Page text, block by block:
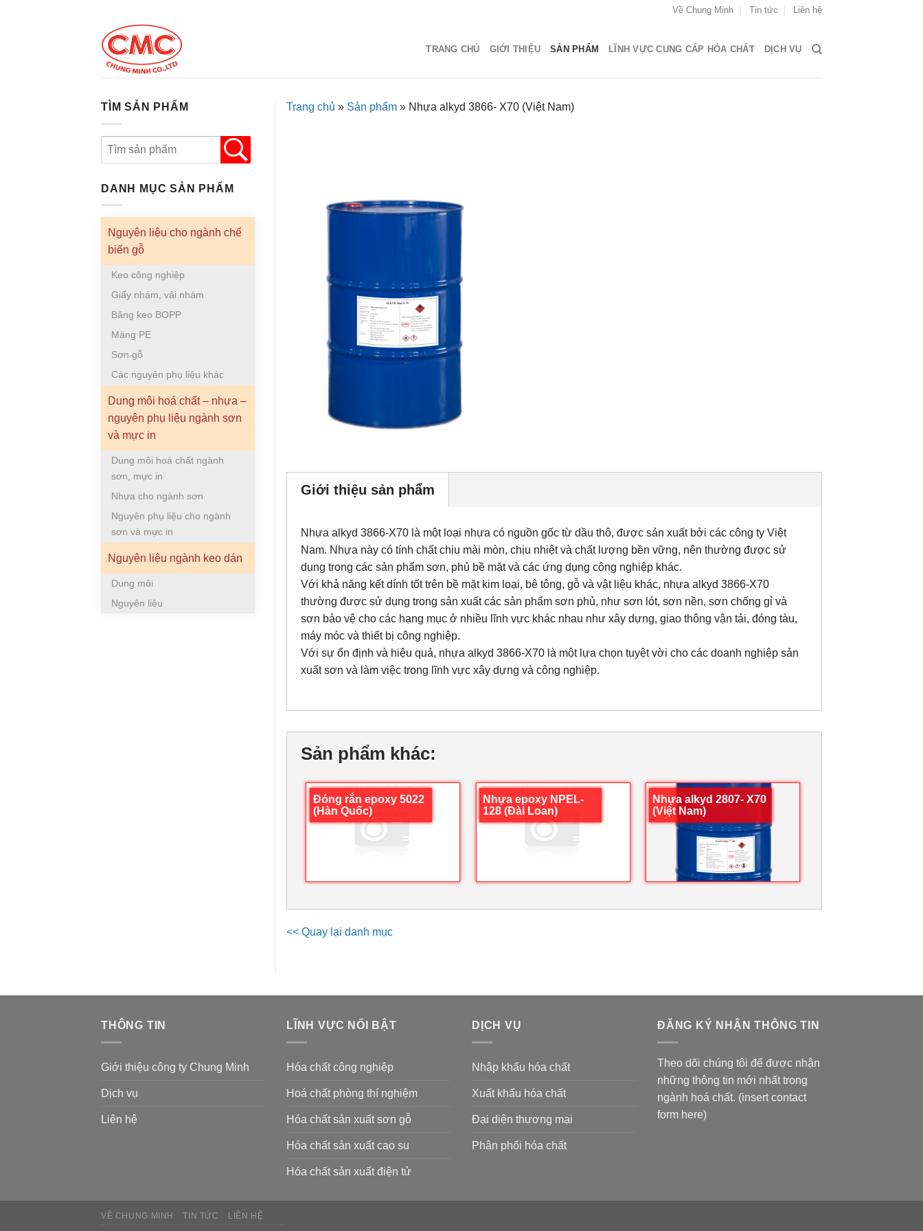
Về Chung Minh Tin tức Liên hệ
TRANG CHỦ GIỚI THIỆU SẢN PHẨM LĨNH VỰC CUNG CẤP HÓA CHẤT DỊCH VỤ
Trang chủ » Sản phẩm » Nhựa alkyd 3866- X70 (Việt Nam)
Giới thiệu sản phẩm
Nhựa alkyd 3866-X70 là một loại nhựa có nguồn gốc từ dầu thô, được sản xuất bởi các công ty Việt
Nam. Nhựa này có tính chất chịu mài mòn, chịu nhiệt và chất lượng bền vững, nên thường được sử
dụng trong các sản phẩm sơn, phủ bề mặt và các ứng dụng công nghiệp khác.
Với khả năng kết dính tốt trên bề mặt kim loại, bê tông, gỗ và vật liệu khác, nhựa alkyd 3866-X70
thường được sử dụng trong sản xuất các sản phẩm sơn phủ, như sơn lót, sơn nền, sơn chống gỉ và
sơn bảo vệ cho các hạng mục ở nhiều lĩnh vực khác nhau như xây dựng, giao thông vận tải, đóng tàu,
máy móc và thiết bị công nghiệp.
Với sự ổn định và hiệu quả, nhựa alkyd 3866-X70 là một lựa chọn tuyệt vời cho các doanh nghiệp sản
xuất sơn và làm việc trong lĩnh vực xây dựng và công nghiệp.
Sản phẩm khác:
Đóng rắn epoxy 5022
(Hàn Quốc)
Nhựa epoxy NPEL-
128 (Đài Loan)
Nhựa alkyd 2807- X70
(Việt Nam)
<< Quay lại danh mục
TÌM SẢN PHẨM
DANH MỤC SẢN PHẨM
Nguyên liệu cho ngành chế
biến gỗ
Keo công nghiệp
Giấy nhám, vải nhám
Băng keo BOPP
Màng PE
Sơn gỗ
Các nguyên phụ liệu khác
Dung môi hoá chất – nhựa –
nguyên phụ liệu ngành sơn
và mực in
Dung môi hoá chất ngành
sơn, mực in
Nhựa cho ngành sơn
Nguyên phụ liệu cho ngành
sơn và mực in
Nguyên liệu ngành keo dán
Dung môi
Nguyên liệu
THÔNG TIN
Giới thiệu công ty Chung Minh
Dịch vụ
Liên hệ
LĨNH VỰC NỔI BẬT
Hóa chất công nghiệp
Hoá chất phòng thí nghiệm
Hóa chất sản xuất sơn gỗ
Hóa chất sản xuất cao su
Hóa chất sản xuất điện tử
DỊCH VỤ
Nhập khẩu hóa chất
Xuất khẩu hóa chất
Đại diện thương mại
Phân phối hóa chất
ĐĂNG KÝ NHẬN THÔNG TIN
Theo dõi chúng tôi để được nhận
những thông tin mới nhất trong
ngành hoá chất. (insert contact
form here)
VỀ CHUNG MINH TIN TỨC LIÊN HỆ